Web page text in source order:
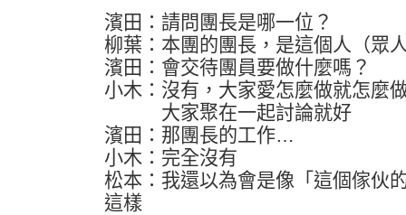
濱田：請問團長是哪一位？
柳葉：本團的團長，是這個人（眾
濱田：會交待團員要做什麼嗎？
小木：沒有，大家愛怎麼做就怎麼
大家聚在一起討論就好
濱田：那團長的工作…
小木：完全沒有
松本：我還以為會是像「這個傢伙
這樣